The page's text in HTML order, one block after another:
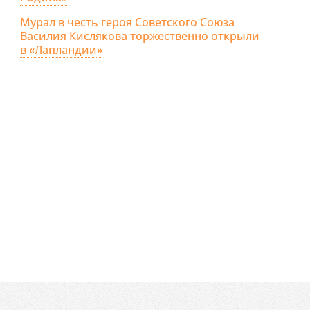
Мурал в честь героя Советского Союза
Василия Кислякова торжественно открыли
в «Лапландии»